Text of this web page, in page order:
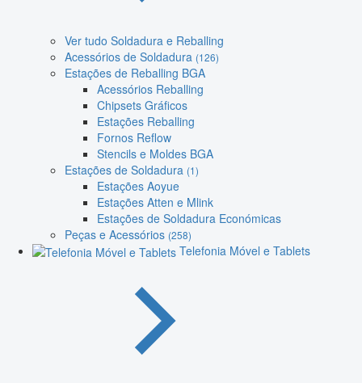
Ver tudo Soldadura e Reballing
Acessórios de Soldadura (126)
Estações de Reballing BGA
Acessórios Reballing
Chipsets Gráficos
Estações Reballing
Fornos Reflow
Stencils e Moldes BGA
Estações de Soldadura (1)
Estações Aoyue
Estações Atten e Mlink
Estações de Soldadura Económicas
Peças e Acessórios (258)
Telefonia Móvel e Tablets